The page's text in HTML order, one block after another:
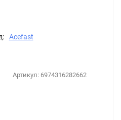
Acefast
Артикул: 6974316282662